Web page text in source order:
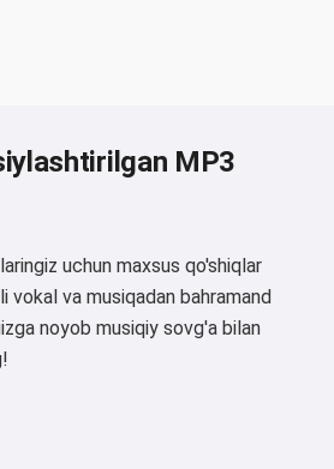
MP3
uchun maxsus qo'shiqlar
va musiqadan bahramand
noyob musiqiy sovg'a bilan